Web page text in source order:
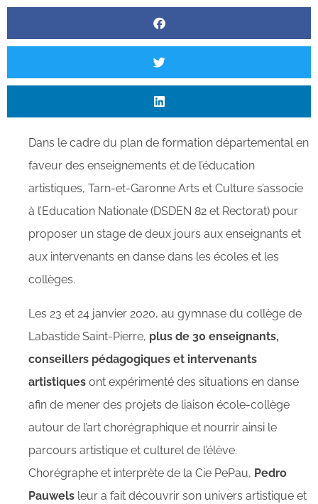
Dans le cadre du plan de formation départemental en
faveur des enseignements et de l’éducation
artistiques, Tarn-et-Garonne Arts et Culture s’associe
à l’Education Nationale (DSDEN 82 et Rectorat) pour
proposer un stage de deux jours aux enseignants et
aux intervenants en danse dans les écoles et les
collèges.
Les 23 et 24 janvier 2020, au gymnase du collège de
Labastide Saint-Pierre, plus de 30 enseignants,
conseillers pédagogiques et intervenants
artistiques ont expérimenté des situations en danse
afin de mener des projets de liaison école-collège
autour de l’art chorégraphique et nourrir ainsi le
parcours artistique et culturel de l’élève.
Chorégraphe et interprète de la Cie PePau, Pedro
Pauwels leur a fait découvrir son univers artistique et